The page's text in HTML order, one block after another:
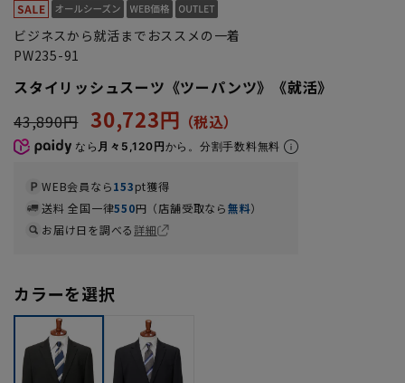
ビジネスから就活までおススメの一着
PW235-91
スタイリッシュスーツ《ツーパンツ》《就活》
43,890円 30,723円
なら 月々5,120円から。分割手数料無料
WEB会員なら153pt獲得
送料 全国一律550円（店舗受取なら無料）
お届け日を調べる詳細
カラーを選択